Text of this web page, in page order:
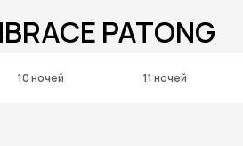
PATONG
10 ночей 11 ночей